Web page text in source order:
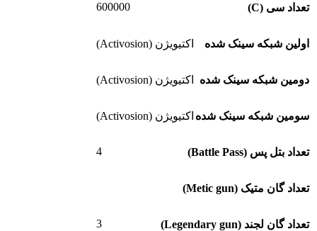
تعداد سی (C) 600000
اولین شبکه سینک شده اکتیویژن (Activosion)
دومین شبکه سینک شده اکتیویژن (Activosion)
سومین شبکه سینک شده اکتیویژن (Activosion)
تعداد بتل پس (Battle Pass) 4
تعداد گان متیک (Metic gun)
تعداد گان لجند (Legendary gun) 3